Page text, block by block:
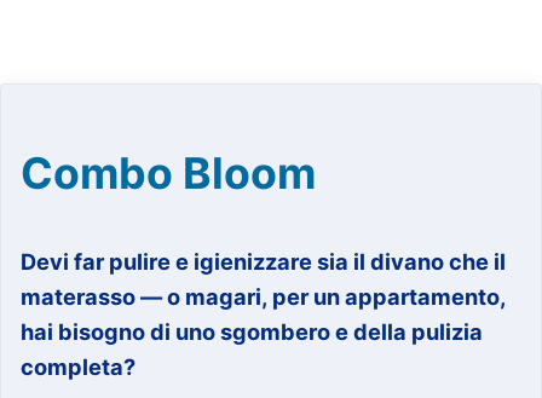
Combo Bloom
Devi far pulire e igienizzare sia il divano che il
materasso — o magari, per un appartamento,
hai bisogno di uno sgombero e della pulizia
completa?